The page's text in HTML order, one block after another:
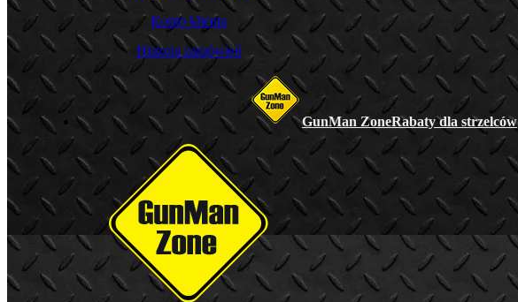
Konto klienta
Historia zamówień
GunMan ZoneRabaty dla strzelców